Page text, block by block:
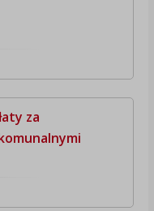
za